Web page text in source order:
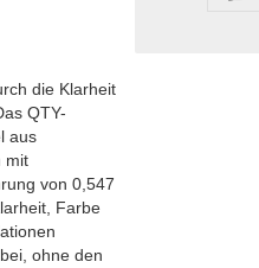
die Klarheit
QTY-
aus
mit
von 0,547
Farbe
ohne den